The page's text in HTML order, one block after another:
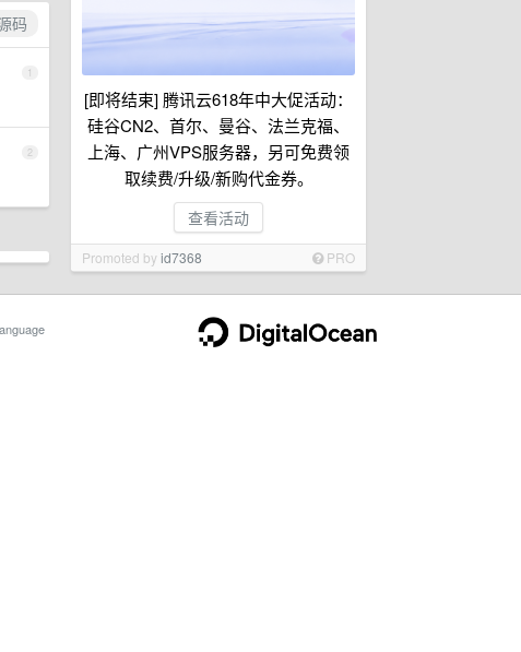
[即将结束] 腾讯云618年中大促活动：
硅谷CN2、首尔、曼谷、法兰克福、
上海、广州VPS服务器，另可免费领
取续费/升级/新购代金券。
查看活动
Promoted byid7368 PRO
码
1
2